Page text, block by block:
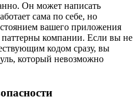
Он может написать
сама по себе, но
вашего приложения
компании. Если вы не
кодом сразу, вы
который невозможно